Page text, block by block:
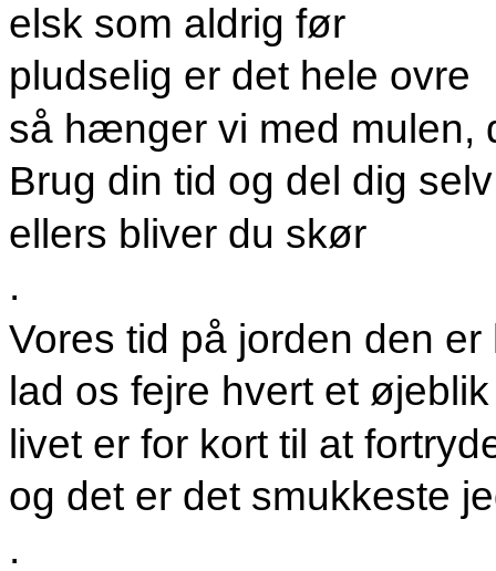
elsk som aldrig før
pludselig er det hele ovre
så hænger vi med mulen,
Brug din tid og del dig selv
ellers bliver du skør
.
Vores tid på jorden den er
lad os fejre hvert et øjeblik
livet er for kort til at
og det er det smukkeste
.